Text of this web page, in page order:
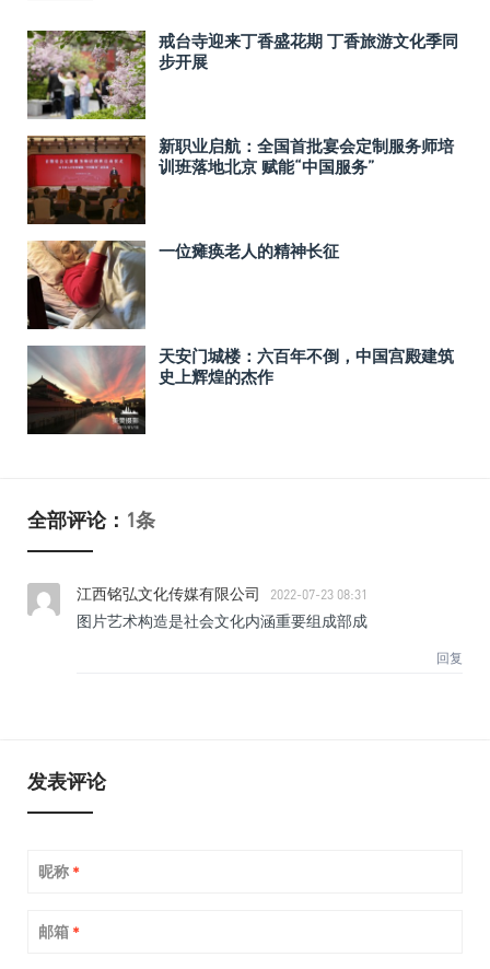
戒台寺迎来丁香盛花期 丁香旅游文化季同
步开展
新职业启航：全国首批宴会定制服务师培
训班落地北京 赋能“中国服务”
一位瘫痪老人的精神长征
天安门城楼：六百年不倒，中国宫殿建筑
史上辉煌的杰作
全部评论： 1条
江西铭弘文化传媒有限公司 2022-07-23 08:31
图片艺术构造是社会文化内涵重要组成部成
回复
发表评论
昵称 *
邮箱 *